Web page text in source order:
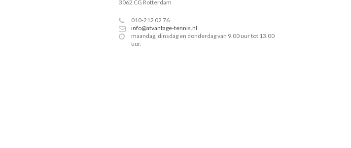
3062 CG Rotterdam
010-212 02 76
info@atvantage-tennis.nl
maandag, dinsdag en donderdag van 9.00 uur tot 13.00
uur.